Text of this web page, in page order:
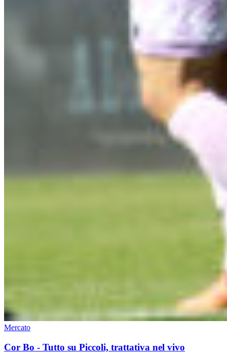
Mercato
Cor Bo - Tutto su Piccoli, trattativa nel vivo